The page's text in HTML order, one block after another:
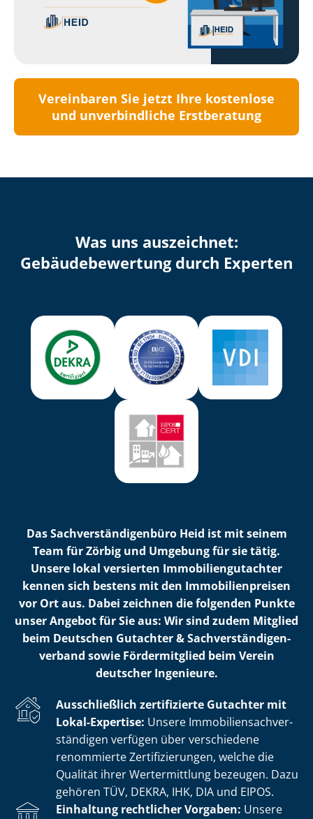
Vereinbaren Sie jetzt Ihre kostenlose
und unverbindliche Erstberatung
Was uns auszeichnet:
Ge­bäu­de­be­wer­tung durch Experten
Das Sach­ver­stän­di­gen­bü­ro Heid ist mit seinem
Team für Zörbig und Umgebung für sie tätig.
Unsere lokal versierten Im­mo­bi­li­en­gut­ach­ter
kennen sich bestens mit den Im­mo­bi­li­en­prei­sen
vor Ort aus. Dabei zeichnen die folgenden Punkte
unser Angebot für Sie aus: Wir sind zudem Mitglied
beim Deutschen Gutachter & Sach­ver­stän­di­gen­
ver­band sowie Fördermitglied beim Verein
deutscher Ingenieure.
Ausschließlich zertifizierte Gutachter mit
Lokal-Expertise: Unsere Im­mo­bi­li­en­sach­ver­
stän­di­gen verfügen über verschiedene
renommierte Zer­ti­fi­zie­run­gen, welche die
Qualität ihrer Wertermittlung bezeugen. Dazu
gehören TÜV, DEKRA, IHK, DIA und EIPOS.
Einhaltung rechtlicher Vorgaben: Unsere